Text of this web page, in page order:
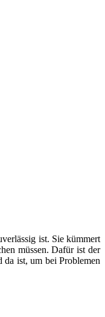
ist. Sie kümmert
müssen. Dafür ist der
da ist, um bei Problemen